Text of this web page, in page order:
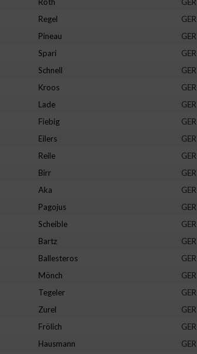
Regel GER
Pineau GER
Spari GER
Schnell GER
Kroos GER
Lade GER
Fiebig GER
Eilers GER
Reile GER
Birr GER
Aka GER
Pagojus GER
Scheible GER
Bartz GER
Ballesteros GER
Mönch GER
Tegeler GER
Zurel GER
Frölich GER
Hausmann GER
der Angebote
zur Auswahl von Inhalten